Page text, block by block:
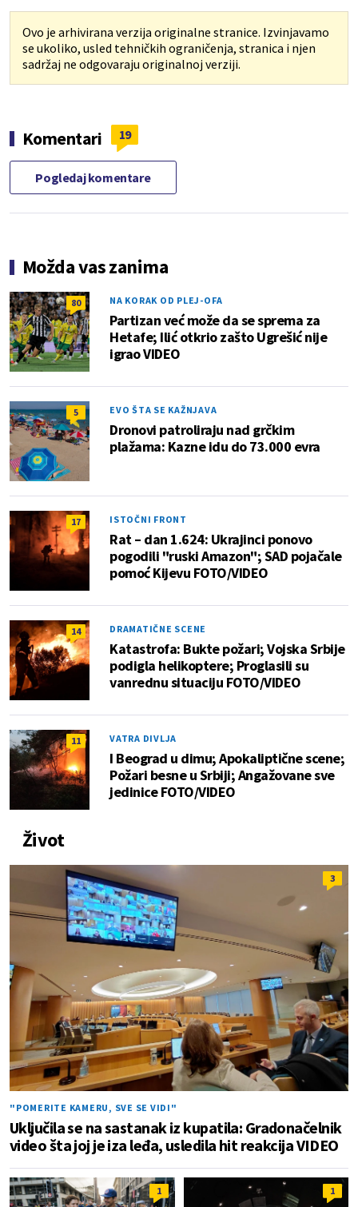
Ovo je arhivirana verzija originalne stranice. Izvinjavamo
se ukoliko, usled tehničkih ograničenja, stranica i njen
sadržaj ne odgovaraju originalnoj verziji.
Komentari 19
Pogledaj komentare
Možda vas zanima
80 NA KORAK OD PLEJ-OFA
Partizan već može da se sprema za
Hetafe; Ilić otkrio zašto Ugrešić nije
igrao VIDEO
5 EVO ŠTA SE KAŽNJAVA
Dronovi patroliraju nad grčkim
plažama: Kazne idu do 73.000 evra
17 ISTOČNI FRONT
Rat – dan 1.624: Ukrajinci ponovo
pogodili "ruski Amazon"; SAD pojačale
pomoć Kijevu FOTO/VIDEO
14 DRAMATIČNE SCENE
Katastrofa: Bukte požari; Vojska Srbije
podigla helikoptere; Proglasili su
vanrednu situaciju FOTO/VIDEO
11 VATRA DIVLJA
I Beograd u dimu; Apokaliptične scene;
Požari besne u Srbiji; Angažovane sve
jedinice FOTO/VIDEO
Život
3
"POMERITE KAMERU, SVE SE VIDI"
Uključila se na sastanak iz kupatila: Gradonačelnik
video šta joj je iza leđa, usledila hit reakcija VIDEO
1 1